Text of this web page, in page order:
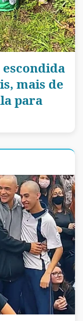
escondida
mais de
para